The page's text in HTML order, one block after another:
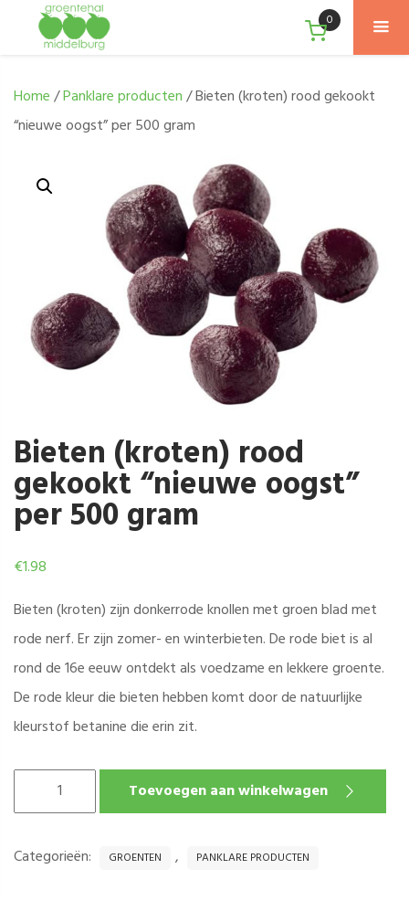
0
Home/Panklare producten/ Bieten (kroten) rood gekookt
“nieuwe oogst” per 500 gram
Bieten (kroten) rood
gekookt “nieuwe oogst”
per 500 gram
€1.98
Bieten (kroten) zijn donkerrode knollen met groen blad met
rode nerf. Er zijn zomer- en winterbieten. De rode biet is al
rond de 16e eeuw ontdekt als voedzame en lekkere groente.
De rode kleur die bieten hebben komt door de natuurlijke
kleurstof betanine die erin zit.
"NIEUWE
Toevoegen aan winkelwagen
Categorieën: GROENTEN , PANKLARE PRODUCTEN